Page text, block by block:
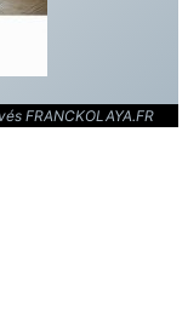
FRANCKOLAYA.FR